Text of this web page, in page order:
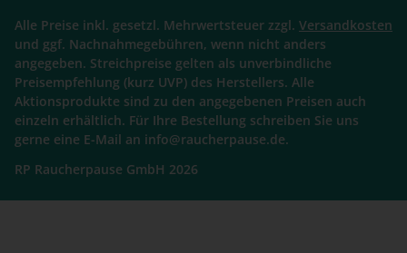
Alle Preise inkl. gesetzl. Mehrwertsteuer zzgl. Versandkosten
und ggf. Nachnahmegebühren, wenn nicht anders
angegeben. Streichpreise gelten als unverbindliche
Preisempfehlung (kurz UVP) des Herstellers. Alle
Aktionsprodukte sind zu den angegebenen Preisen auch
einzeln erhältlich. Für Ihre Bestellung schreiben Sie uns
gerne eine E-Mail an info@raucherpause.de.
RP Raucherpause GmbH 2026